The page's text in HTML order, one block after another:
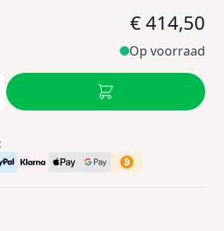
€ 414,50
Op voorraad